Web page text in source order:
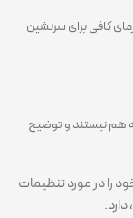
کافی برای سرنشین
هم نیستند و توضیح
را در مورد تنظیمات